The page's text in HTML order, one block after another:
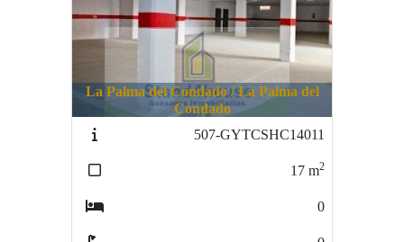
La Palma del Condado / La Palma del
Condado
507-GYTCSHC14011
17 m2
0